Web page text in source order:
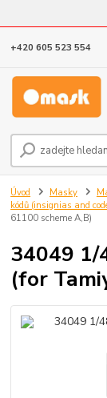
+420 605 523 554
Úvod Masky
kódů (insignias and
61100 scheme A,B)
34049 1/
(for